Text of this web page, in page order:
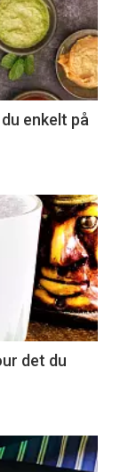
enkelt på
det du